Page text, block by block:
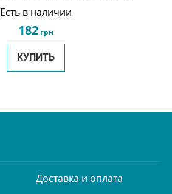
Есть в наличии
182 грн
КУПИТЬ
Доставка и оплата